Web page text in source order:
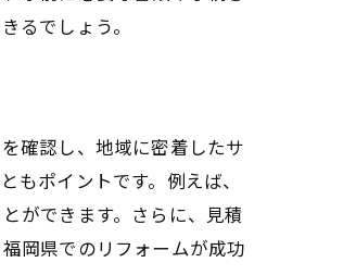
るでしょう。
確認し、地域に密着したサ
ポイントです。例えば、
ができます。さらに、見積
岡県でのリフォームが成功